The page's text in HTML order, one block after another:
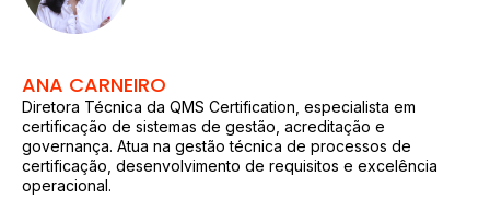
ANA CARNEIRO
Diretora Técnica da QMS Certification, especialista em
certificação de sistemas de gestão, acreditação e
governança. Atua na gestão técnica de processos de
certificação, desenvolvimento de requisitos e excelência
operacional.